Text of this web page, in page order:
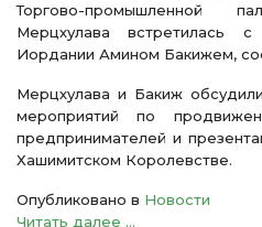
Торгово-промышленной
Мерцхулава встретилась
Иордании Амином Бакижем,
Мерцхулава и Бакиж
мероприятий по
предпринимателей и
Хашимитском Королевстве.
Опубликовано в Новости
Читать далее ...